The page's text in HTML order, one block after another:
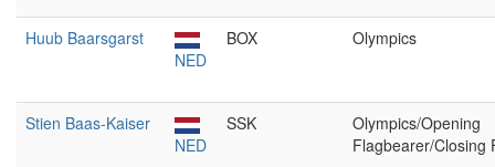
Huub Baarsgarst
NED
BOX Olympics
Stien Baas-Kaiser
NED
SSK
Olympics/Opening
Flagbearer/Closing